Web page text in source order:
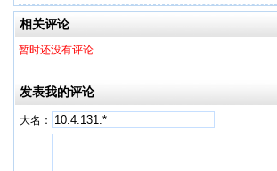
牌
相关评论
暂时还没有评论
发表我的评论
大名：